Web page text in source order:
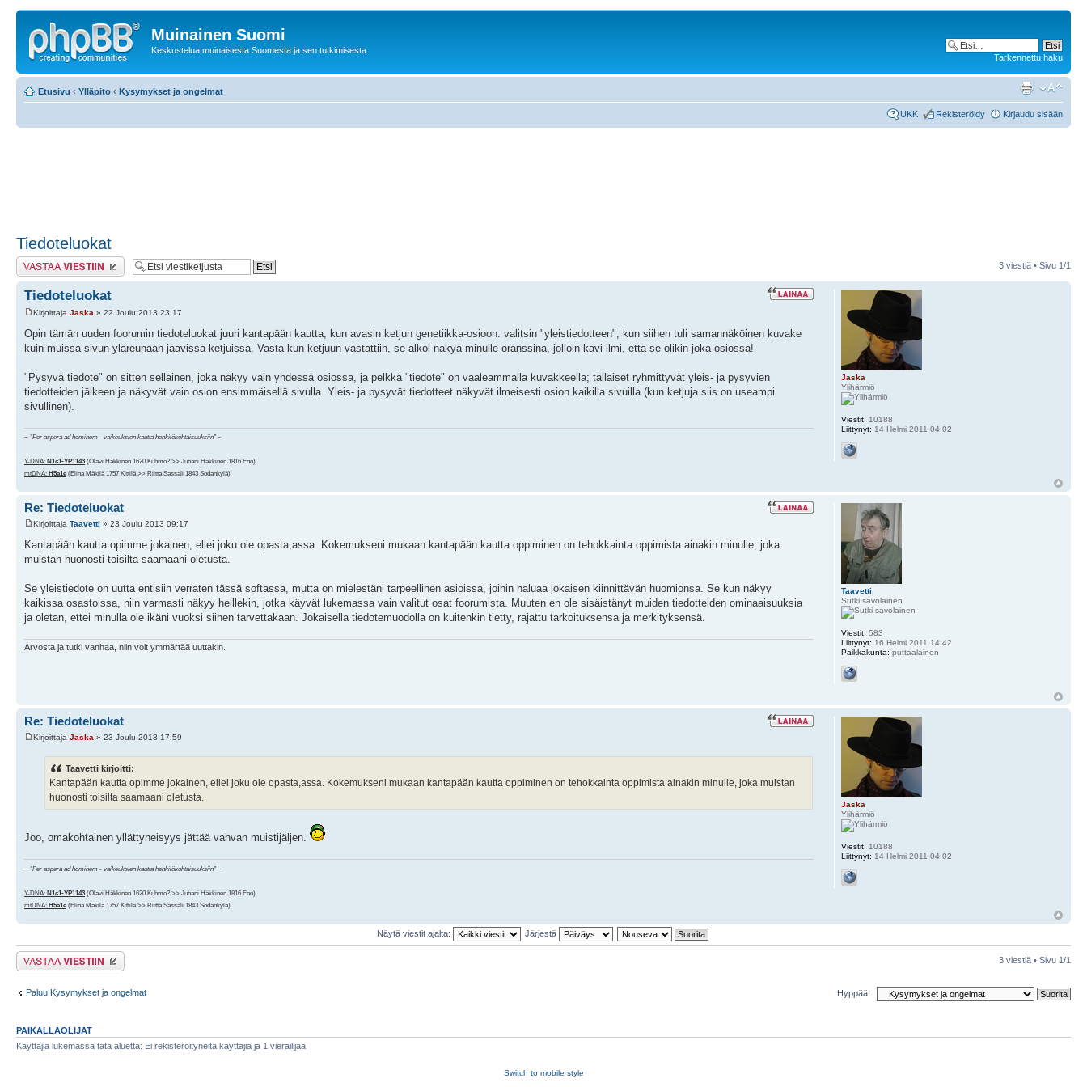
Muinainen Suomi
Keskustelua muinaisesta Suomesta ja sen tutkimisesta.
Tarkennettu haku
Etusivu ‹ Ylläpito ‹ Kysymykset ja ongelmat
UKK Rekisteröidy Kirjaudu sisään
Tiedoteluokat
Lähetä vastaus 3 viestiä • Sivu 1/1
Tiedoteluokat
Kirjoittaja Jaska » 22 Joulu 2013 23:17
Opin tämän uuden foorumin tiedoteluokat juuri kantapään kautta, kun avasin ketjun genetiikka-osioon: valitsin "yleistiedotteen", kun siihen tuli samannäköinen kuvake
kuin muissa sivun yläreunaan jäävissä ketjuissa. Vasta kun ketjuun vastattiin, se alkoi näkyä minulle oranssina, jolloin kävi ilmi, että se olikin joka osiossa!
"Pysyvä tiedote" on sitten sellainen, joka näkyy vain yhdessä osiossa, ja pelkkä "tiedote" on vaaleammalla kuvakkeella; tällaiset ryhmittyvät yleis- ja pysyvien
tiedotteiden jälkeen ja näkyvät vain osion ensimmäisellä sivulla. Yleis- ja pysyvät tiedotteet näkyvät ilmeisesti osion kaikilla sivuilla (kun ketjuja siis on useampi
sivullinen).
~ "Per aspera ad hominem - vaikeuksien kautta henkilökohtaisuuksiin" ~
Y-DNA: N1c1-YP1143 (Olavi Häkkinen 1620 Kuhmo? >> Juhani Häkkinen 1816 Eno)
mtDNA: H5a1e (Elina Mäkilä 1757 Kittilä >> Riitta Sassali 1843 Sodankylä)
Jaska
Ylihärmiö
Viestit: 10188
Liittynyt: 14 Helmi 2011 04:02
Re: Tiedoteluokat
Kirjoittaja Taavetti » 23 Joulu 2013 09:17
Kantapään kautta opimme jokainen, ellei joku ole opasta,assa. Kokemukseni mukaan kantapään kautta oppiminen on tehokkainta oppimista ainakin minulle, joka
muistan huonosti toisilta saamaani oletusta.
Se yleistiedote on uutta entisiin verraten tässä softassa, mutta on mielestäni tarpeellinen asioissa, joihin haluaa jokaisen kiinnittävän huomionsa. Se kun näkyy
kaikissa osastoissa, niin varmasti näkyy heillekin, jotka käyvät lukemassa vain valitut osat foorumista. Muuten en ole sisäistänyt muiden tiedotteiden ominaaisuuksia
ja oletan, ettei minulla ole ikäni vuoksi siihen tarvettakaan. Jokaisella tiedotemuodolla on kuitenkin tietty, rajattu tarkoituksensa ja merkityksensä.
Arvosta ja tutki vanhaa, niin voit ymmärtää uuttakin.
Taavetti
Sutki savolainen
Viestit: 583
Liittynyt: 16 Helmi 2011 14:42
Paikkakunta: puttaalainen
Re: Tiedoteluokat
Kirjoittaja Jaska » 23 Joulu 2013 17:59
Taavetti kirjoitti:
Kantapään kautta opimme jokainen, ellei joku ole opasta,assa. Kokemukseni mukaan kantapään kautta oppiminen on tehokkainta oppimista ainakin minulle, joka muistan
huonosti toisilta saamaani oletusta.
Joo, omakohtainen yllättyneisyys jättää vahvan muistijäljen.
~ "Per aspera ad hominem - vaikeuksien kautta henkilökohtaisuuksiin" ~
Y-DNA: N1c1-YP1143 (Olavi Häkkinen 1620 Kuhmo? >> Juhani Häkkinen 1816 Eno)
mtDNA: H5a1e (Elina Mäkilä 1757 Kittilä >> Riitta Sassali 1843 Sodankylä)
Jaska
Ylihärmiö
Viestit: 10188
Liittynyt: 14 Helmi 2011 04:02
Näytä viestit ajalta: Järjestä
Lähetä vastaus 3 viestiä • Sivu 1/1
Paluu Kysymykset ja ongelmat Hyppää:
PAIKALLAOLIJAT
Käyttäjiä lukemassa tätä aluetta: Ei rekisteröityneitä käyttäjiä ja 1 vierailijaa
Switch to mobile style